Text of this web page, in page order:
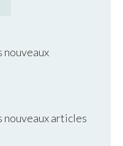
nouveaux
nouveaux articles